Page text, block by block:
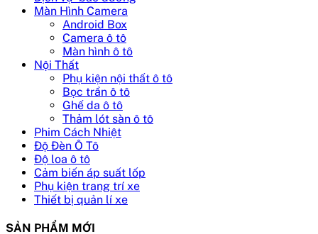
Màn Hình Camera
Android Box
Camera ô tô
Màn hình ô tô
Nội Thất
Phụ kiện nội thất ô tô
Bọc trần ô tô
Ghế da ô tô
Thảm lót sàn ô tô
Phim Cách Nhiệt
Độ Đèn Ô Tô
Độ loa ô tô
Cảm biến áp suất lốp
Phụ kiện trang trí xe
Thiết bị quản lí xe
SẢN PHẨM MỚI